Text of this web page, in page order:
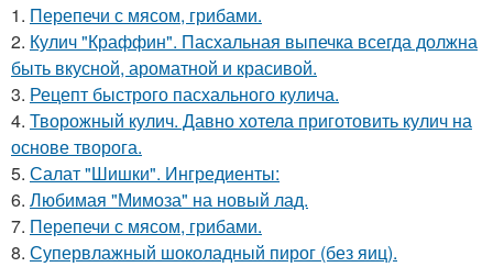
1. Перепечи с мясом, грибами.
2. Кулич "Краффин". Пасхальная выпечка всегда должна
быть вкусной, ароматной и красивой.
3. Рецепт быстрого пасхального кулича.
4. Творожный кулич. Давно хотела приготовить кулич на
основе творога.
5. Салат "Шишки". Ингредиенты:
6. Любимая "Мимоза" на новый лад.
7. Перепечи с мясом, грибами.
8. Супервлажный шоколадный пирог (без яиц).